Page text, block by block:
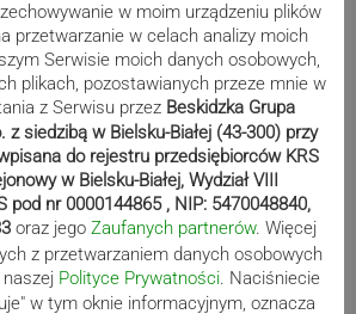
z dubletem w Wiśle.
Waszka zmieniła
Polaków
w moim urządzeniu plików
przetwarzanie w celach analizy moich
Serwisie moich danych osobowych,
plikach, pozostawianych przeze mnie w
z Serwisu przez Beskidzka Grupa
z siedzibą w Bielsku-Białej (43-300) przy
do rejestru przedsiębiorców KRS
w Bielsku-Białej, Wydział VIII
pod nr 0000144865 , NIP: 5470048840,
oraz jego Zaufanych partnerów. Więcej
z przetwarzaniem danych osobowych
Polityce Prywatności. Naciśniecie
w tym oknie informacyjnym, oznacza